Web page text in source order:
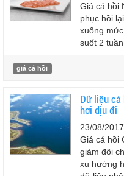
Giá cá hồi
phục hồi
xuống
suốt 2 tuần.
giá cá hồi
Dữ liệu cá
hơi dịu đi
23/08/2017
Giá cá hồi
giảm đôi
xu hướng